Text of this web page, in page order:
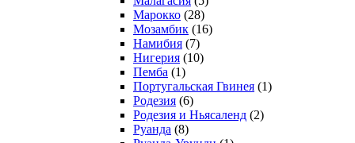
Марокко (28)
Мозамбик (16)
Намибия (7)
Нигерия (10)
Пемба (1)
Португальская Гвинея (1)
Родезия (6)
Родезия и Ньясаленд (2)
Руанда (8)